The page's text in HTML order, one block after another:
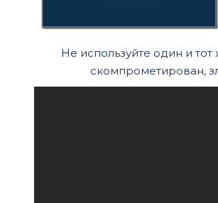
Не используйте один и
скомпрометирован,